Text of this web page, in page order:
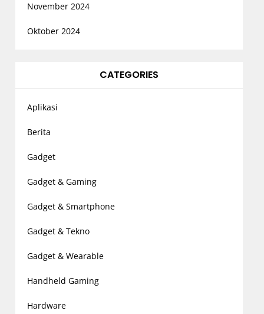
November 2024
Oktober 2024
CATEGORIES
Aplikasi
Berita
Gadget
Gadget & Gaming
Gadget & Smartphone
Gadget & Tekno
Gadget & Wearable
Handheld Gaming
Hardware